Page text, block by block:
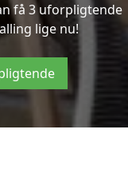
få 3 uforpligtende
lige nu!